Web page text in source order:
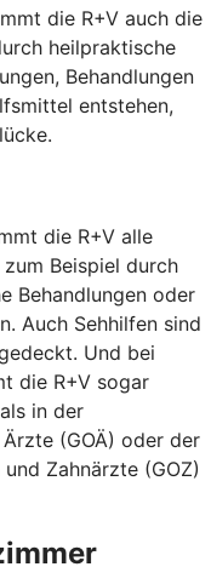
die R+V auch die
heilpraktische
Behandlungen
entstehen,
die R+V alle
Beispiel durch
Behandlungen oder
Auch Sehhilfen sind
Und bei
die R+V sogar
in der
(GOÄ) oder der
Zahnärzte (GOZ)